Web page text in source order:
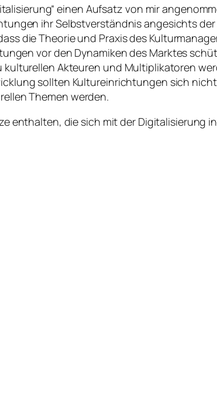
einen Aufsatz von mir
ihr Selbstverständnis angesichts
die Theorie und Praxis des
vor den Dynamiken des Marktes
Akteuren und Multiplikatoren
sollten Kultureinrichtungen sich
Themen werden.
enthalten, die sich mit der Digitalisierung